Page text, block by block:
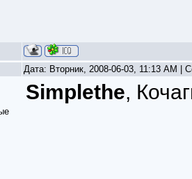
Дата: Вторник, 2008-06-03, 11:13 AM |
Simplethe,